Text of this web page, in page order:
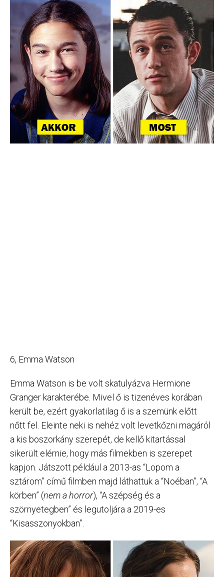
6, Emma Watson
Emma Watson is be volt skatulyázva Hermione
Granger karakterébe. Mivel ő is tizenéves korában
került be, ezért gyakorlatilag ő is a szemünk előtt
nőtt fel. Eleinte neki is nehéz volt levetkőzni magáról
a kis boszorkány szerepét, de kellő kitartással
sikerült elérnie, hogy más filmekben is szerepet
kapjon. Játszott például a 2013-as “Lopom a
sztárom” című filmben majd láthattuk a “Noéban”, “A
körben” (nem a horror), “A szépség és a
szörnyetegben” és legutoljára a 2019-es
“Kisasszonyokban”.